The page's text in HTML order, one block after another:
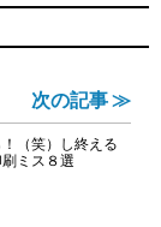
次の記事 ≫
（笑）し終える
ミス８選